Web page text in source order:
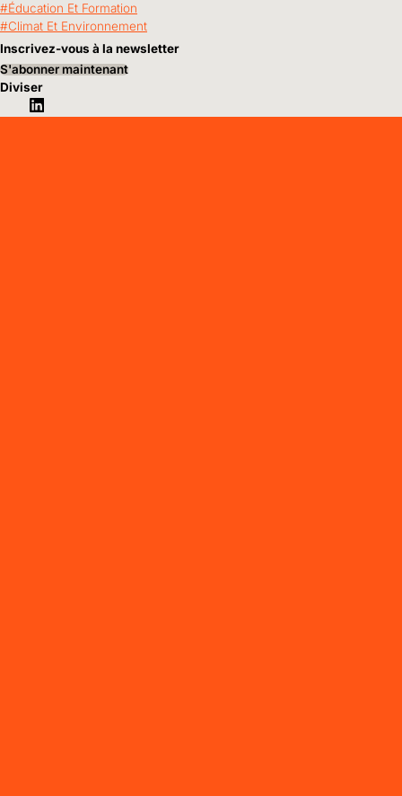
Éducation Et Formation
Climat Et Environnement
Inscrivez-vous à la newsletter
S'abonner maintenant
Diviser